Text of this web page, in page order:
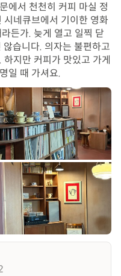
에서 천천히 커피 마실 정
시네큐브에서 기이한 영화
든가. 늦게 열고 일찍 닫
습니다. 의자는 불편하고
지만 커피가 맛있고 가게
일 때 가셔요.